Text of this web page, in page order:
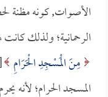
الأصوات, كونه مظنة
الرحمانية؛ ولذلك كانت
مِنَ الْمَسْجِدِ الْحَرَامِ
المسجد الحرام؛ لأنه